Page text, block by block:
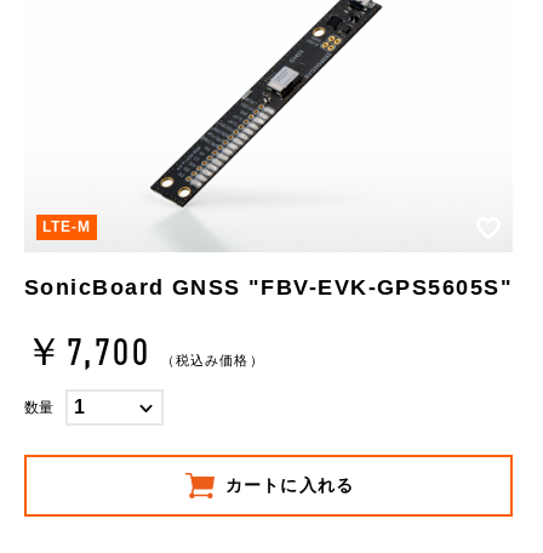
LTE-M
SonicBoard GNSS "FBV-EVK-GPS5605S"
￥7,700 （税込み価格）
数量
カートに入れる